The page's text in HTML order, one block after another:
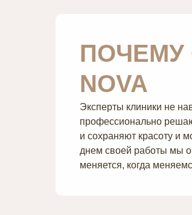
ПОЧЕМУ
NOVA
Эксперты клиники не
профессионально
и сохраняют красоту и
днем своей работы мы
меняется, когда